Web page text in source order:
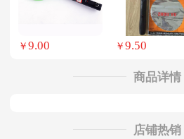
￥9.00 ￥9.50
商品详情
店铺热销